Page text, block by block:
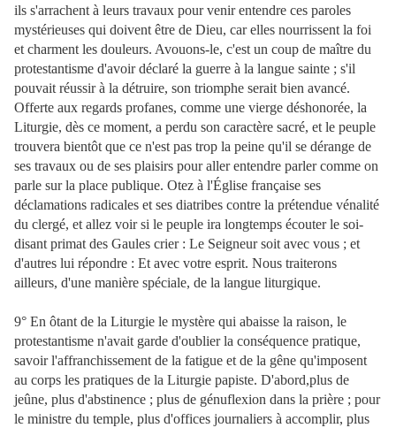
ils s'arrachent à leurs travaux pour venir entendre ces paroles
mystérieuses qui doivent être de Dieu, car elles nourrissent la foi
et charment les douleurs. Avouons-le, c'est un coup de maître du
protestantisme d'avoir déclaré la guerre à la langue sainte ; s'il
pouvait réussir à la détruire, son triomphe serait bien avancé.
Offerte aux regards profanes, comme une vierge déshonorée, la
Liturgie, dès ce moment, a perdu son caractère sacré, et le peuple
trouvera bientôt que ce n'est pas trop la peine qu'il se dérange de
ses travaux ou de ses plaisirs pour aller entendre parler comme on
parle sur la place publique. Otez à l'Église française ses
déclamations radicales et ses diatribes contre la prétendue vénalité
du clergé, et allez voir si le peuple ira longtemps écouter le soi-
disant primat des Gaules crier : Le Seigneur soit avec vous ; et
d'autres lui répondre : Et avec votre esprit. Nous traiterons
ailleurs, d'une manière spéciale, de la langue liturgique.
9° En ôtant de la Liturgie le mystère qui abaisse la raison, le
protestantisme n'avait garde d'oublier la conséquence pratique,
savoir l'affranchissement de la fatigue et de la gêne qu'imposent
au corps les pratiques de la Liturgie papiste. D'abord,plus de
jeûne, plus d'abstinence ; plus de génuflexion dans la prière ; pour
le ministre du temple, plus d'offices journaliers à accomplir, plus